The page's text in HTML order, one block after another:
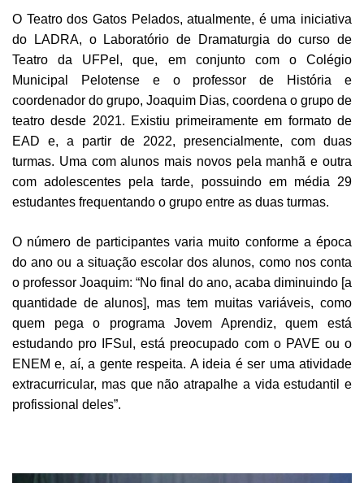
O Teatro dos Gatos Pelados, atualmente, é uma iniciativa
do LADRA, o Laboratório de Dramaturgia do curso de
Teatro da UFPel, que, em conjunto com o Colégio
Municipal Pelotense e o professor de História e
coordenador do grupo, Joaquim Dias, coordena o grupo de
teatro desde 2021. Existiu primeiramente em formato de
EAD e, a partir de 2022, presencialmente, com duas
turmas. Uma com alunos mais novos pela manhã e outra
com adolescentes pela tarde, possuindo em média 29
estudantes frequentando o grupo entre as duas turmas.
O número de participantes varia muito conforme a época
do ano ou a situação escolar dos alunos, como nos conta
o professor Joaquim: “No final do ano, acaba diminuindo [a
quantidade de alunos], mas tem muitas variáveis, como
quem pega o programa Jovem Aprendiz, quem está
estudando pro IFSul, está preocupado com o PAVE ou o
ENEM e, aí, a gente respeita. A ideia é ser uma atividade
extracurricular, mas que não atrapalhe a vida estudantil e
profissional deles”.